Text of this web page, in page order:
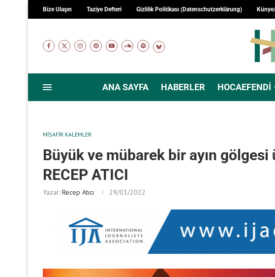
Bize Ulaşın Taziye Defteri Gizlilik Politikası (Datenschutzerklärung)
ANA SAYFA HABERLER HOCAEFENDI
MISAFIR KALEMLER
Büyük ve mübarek bir ayın
RECEP ATICI
Yazar: Recep Atıcı 29/03/2022